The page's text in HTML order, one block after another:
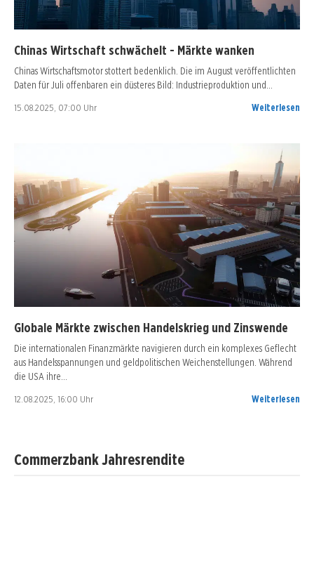
Chinas Wirtschaft schwächelt - Märkte wanken
Chinas Wirtschaftsmotor stottert bedenklich. Die im August veröffentlichten
Daten für Juli offenbaren ein düsteres Bild: Industrieproduktion und…
15.08.2025, 07:00 Uhr Weiterlesen
Globale Märkte zwischen Handelskrieg und Zinswende
Die internationalen Finanzmärkte navigieren durch ein komplexes Geflecht
aus Handelsspannungen und geldpolitischen Weichenstellungen. Während
die USA ihre…
12.08.2025, 16:00 Uhr Weiterlesen
Commerzbank Jahresrendite